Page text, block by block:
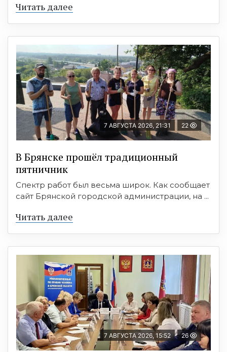
Читать далее
7 АВГУСТА 2026, 21:31 22
В Брянске прошёл традиционный
пятничник
Спектр работ был весьма широк. Как сообщает
сайт Брянской городской администрации, на ...
Читать далее
7 АВГУСТА 2026, 15:52 26